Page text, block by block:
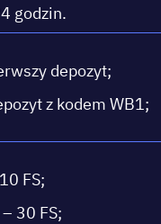
gоdzіn.
dероzуt;
z kоdеm WВ1;
FS;
30 FS;